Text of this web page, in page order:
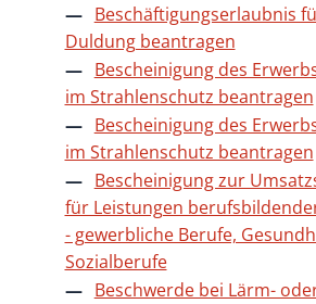
Beschäftigungserlaubnis
Duldung beantragen
Bescheinigung des
im Strahlenschutz beantragen
Bescheinigung des
im Strahlenschutz beantragen
Bescheinigung zur
für Leistungen
- gewerbliche Berufe,
Sozialberufe
Beschwerde bei Lärm-